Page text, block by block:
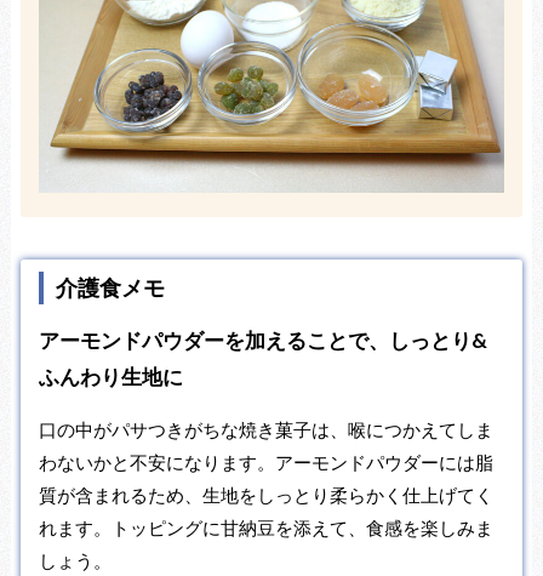
介護食メモ
アーモンドパウダーを加えることで、しっとり&
ふんわり生地に
口の中がパサつきがちな焼き菓子は、喉につかえてしま
わないかと不安になります。アーモンドパウダーには脂
質が含まれるため、生地をしっとり柔らかく仕上げてく
れます。トッピングに甘納豆を添えて、食感を楽しみま
しょう。